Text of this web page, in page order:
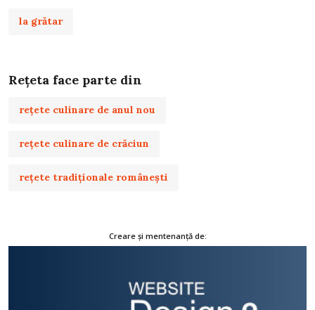
la grătar
Rețeta face parte din
rețete culinare de anul nou
rețete culinare de crăciun
rețete tradiționale românești
Creare și mentenanță de: